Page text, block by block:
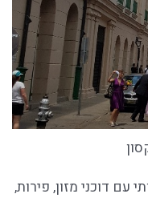
עם דוכני מזון, פירות,